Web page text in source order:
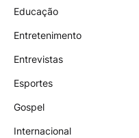
Educação
Entretenimento
Entrevistas
Esportes
Gospel
Internacional